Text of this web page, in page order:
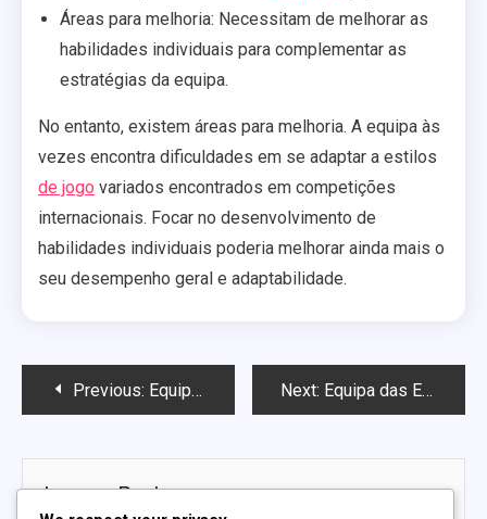
Áreas para melhoria: Necessitam de melhorar as
habilidades individuais para complementar as
estratégias da equipa.
No entanto, existem áreas para melhoria. A equipa às
vezes encontra dificuldades em se adaptar a estilos
de jogo variados encontrados em competições
internacionais. Focar no desenvolvimento de
habilidades individuais poderia melhorar ainda mais o
seu desempenho geral e adaptabilidade.
PostPrevious: Equipa das Escolas da Coreia do Sul: História competitiva, Métricas de desempenho, Perspetivas dos jogadores Next: Equipa das Escolas da Coreia do Sul: Desempenho histórico, Evolução de estratégias, Jogos-chave
Leave a Reply